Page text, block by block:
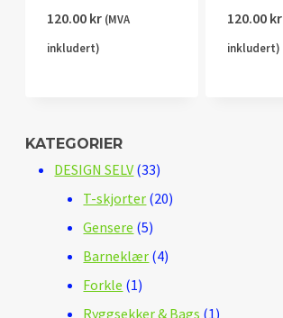
120.00 kr (MVA
inkludert)
120.00 kr
inkludert)
KATEGORIER
DESIGN SELV 3333
produkter
T-skjorter 2020
Gensere 55
produkter
Barneklær 44
Forkle 11
produkt
Ryggsekker & Bags 11